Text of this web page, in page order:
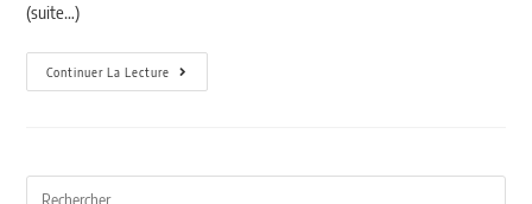
(suite…)
Continuer La Lecture